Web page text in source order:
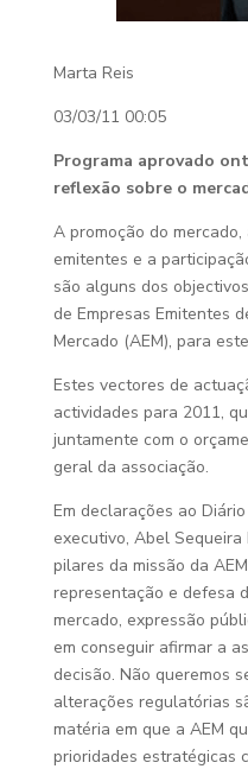
Marta Reis
03/03/11 00:05
Programa aprovado
reflexão sobre o
A promoção do
emitentes e a
são alguns dos
de Empresas Emitentes
Mercado (AEM), para
Estes vectores de
actividades para 2011,
juntamente com o
geral da associação.
Em declarações ao
executivo, Abel
pilares da missão da
representação e defesa
mercado, expressão
em conseguir afirmar a
decisão. Não queremos
alterações regulatórias
matéria em que a AEM
prioridades estratégicas